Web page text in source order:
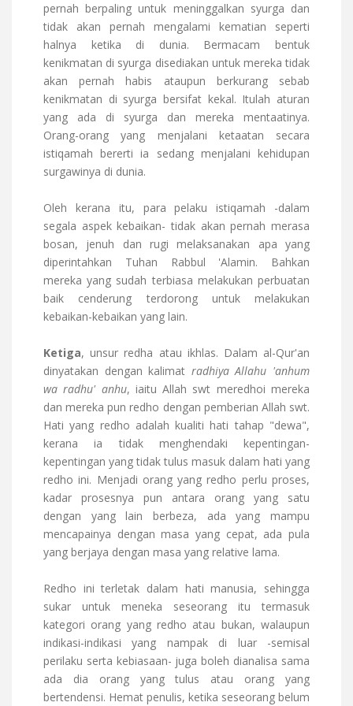
pernah berpaling untuk meninggalkan syurga dan
tidak akan pernah mengalami kematian seperti
halnya ketika di dunia. Bermacam bentuk
kenikmatan di syurga disediakan untuk mereka tidak
akan pernah habis ataupun berkurang sebab
kenikmatan di syurga bersifat kekal. Itulah aturan
yang ada di syurga dan mereka mentaatinya.
Orang-orang yang menjalani ketaatan secara
istiqamah bererti ia sedang menjalani kehidupan
surgawinya di dunia.
Oleh kerana itu, para pelaku istiqamah -dalam
segala aspek kebaikan- tidak akan pernah merasa
bosan, jenuh dan rugi melaksanakan apa yang
diperintahkan Tuhan Rabbul 'Alamin. Bahkan
mereka yang sudah terbiasa melakukan perbuatan
baik cenderung terdorong untuk melakukan
kebaikan-kebaikan yang lain.
Ketiga, unsur redha atau ikhlas. Dalam al-Qur'an
dinyatakan dengan kalimat radhiya Allahu 'anhum
wa radhu' anhu, iaitu Allah swt meredhoi mereka
dan mereka pun redho dengan pemberian Allah swt.
Hati yang redho adalah kualiti hati tahap "dewa",
kerana ia tidak menghendaki kepentingan-
kepentingan yang tidak tulus masuk dalam hati yang
redho ini. Menjadi orang yang redho perlu proses,
kadar prosesnya pun antara orang yang satu
dengan yang lain berbeza, ada yang mampu
mencapainya dengan masa yang cepat, ada pula
yang berjaya dengan masa yang relative lama.
Redho ini terletak dalam hati manusia, sehingga
sukar untuk meneka seseorang itu termasuk
kategori orang yang redho atau bukan, walaupun
indikasi-indikasi yang nampak di luar -semisal
perilaku serta kebiasaan- juga boleh dianalisa sama
ada dia orang yang tulus atau orang yang
bertendensi. Hemat penulis, ketika seseorang belum